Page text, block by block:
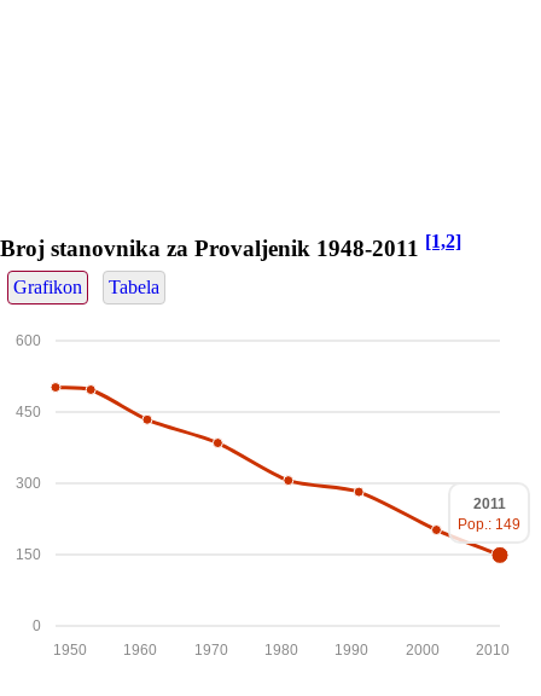
Broj stanovnika za Provaljenik 1948-2011 [1,2]
Grafikon Tabela
0
150
300
450
600
2010
2000
1990
1980
1970
1960
1950
2011
Pop.: 149